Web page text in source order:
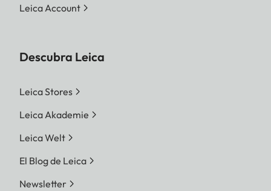
Leica Account
Descubra Leica
Leica Stores
Leica Akademie
Leica Welt
El Blog de Leica
Newsletter